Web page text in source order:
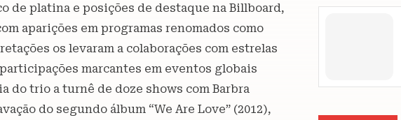
de platina e posições de destaque na Billboard,
aparições em programas renomados como
os levaram a colaborações com estrelas
marcantes em eventos globais
do trio a turnê de doze shows com Barbra
do segundo álbum “We Are Love” (2012),